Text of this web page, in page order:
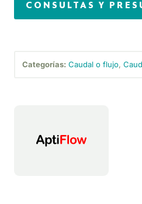
CONSULTAS Y
Categorías: Caudal o flujo,